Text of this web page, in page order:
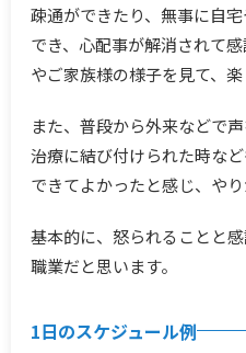
疎通ができたり、無事に自
でき、心配事が解消されて
やご家族様の様子を見て、
また、普段から外来などで
治療に結び付けられた時な
できてよかったと感じ、やり
基本的に、怒られることと
職業だと思います。
1日のスケジュール例